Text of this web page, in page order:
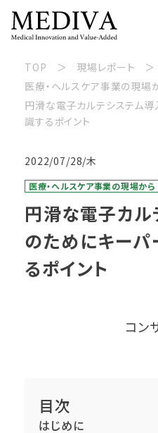
TOP
現場レポート
医療・ヘルスケア事業の現場
円滑な電子カルテシステム
識するポイント
2022/07/28/木
医療・ヘルスケア事業の現場から
円滑な電子カル
のためにキー
るポイント
コ
目次
はじめに